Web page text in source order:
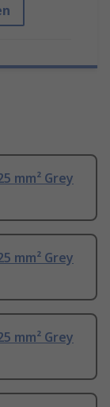
mm² Grey
mm² Grey
mm² Grey